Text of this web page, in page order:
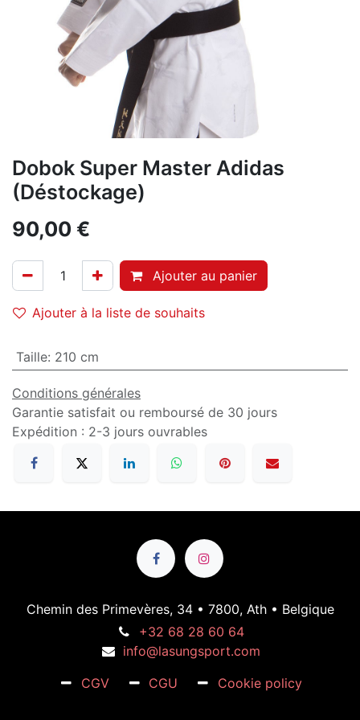
Dobok Super Master Adidas
(Déstockage)
90,00 €
Ajouter au panier
Ajouter à la liste de souhaits
Taille: 210 cm
Conditions générales
Garantie satisfait ou remboursé de 30 jours
Expédition : 2-3 jours ouvrables
Chemin des Primevères, 34 • 7800, Ath • Belgique
+32 68 28 60 64
info@lasungsport.com
CGV
CGU Cookie policy